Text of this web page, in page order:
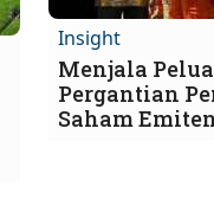
Insight
Menjala
Pergantian
Saham